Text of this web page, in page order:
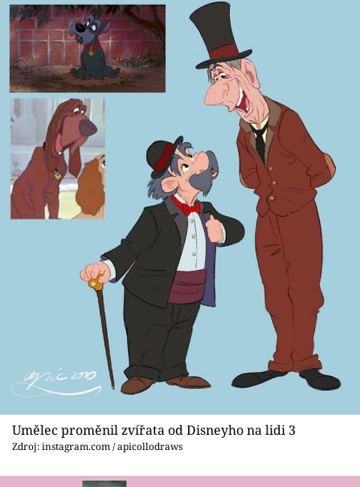
Umělec proměnil zvířata od Disneyho na lidi 3
Zdroj: instagram.com / apicollodraws